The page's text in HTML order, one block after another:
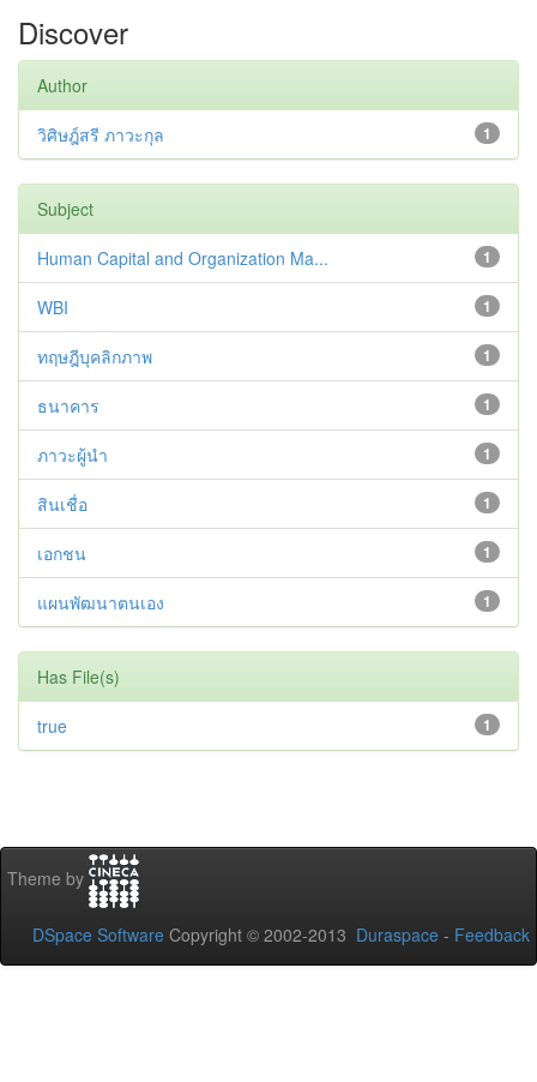
Discover
Author
1
วิศิษฎ์สรี ภาวะกุล
Subject
1
Human Capital and Organization Ma...
1
WBI
1
ทฤษฎีบุคลิกภาพ
1
ธนาคาร
1
ภาวะผู้นำ
1
สินเชื่อ
1
เอกชน
1
แผนพัฒนาตนเอง
Has File(s)
1
true
Theme by
DSpace Software Copyright © 2002-2013 Duraspace - Feedback